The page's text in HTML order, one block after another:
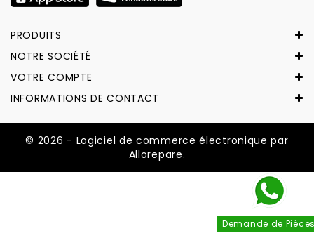
PRODUITS
NOTRE SOCIÉTÉ
VOTRE COMPTE
INFORMATIONS DE CONTACT
Demande de
© 2026 - Logiciel de commerce électronique par
Allorepare.